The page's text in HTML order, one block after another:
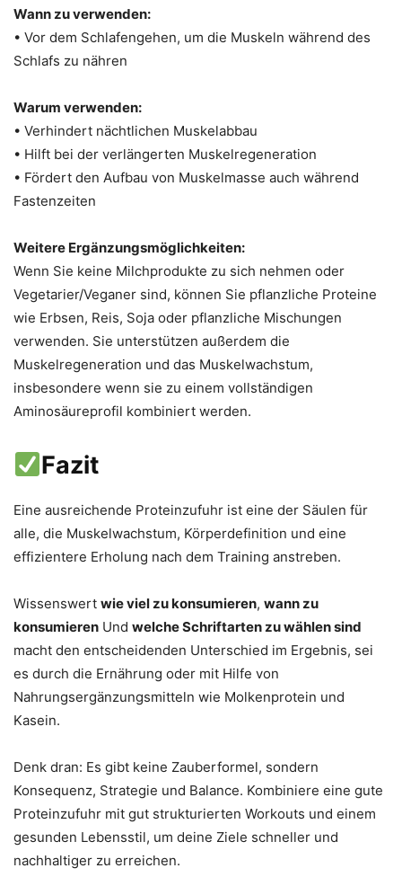
Wann zu verwenden:
• Vor dem Schlafengehen, um die Muskeln während des
Schlafs zu nähren
Warum verwenden:
• Verhindert nächtlichen Muskelabbau
• Hilft bei der verlängerten Muskelregeneration
• Fördert den Aufbau von Muskelmasse auch während
Fastenzeiten
Weitere Ergänzungsmöglichkeiten:
Wenn Sie keine Milchprodukte zu sich nehmen oder
Vegetarier/Veganer sind, können Sie pflanzliche Proteine
wie Erbsen, Reis, Soja oder pflanzliche Mischungen
verwenden. Sie unterstützen außerdem die
Muskelregeneration und das Muskelwachstum,
insbesondere wenn sie zu einem vollständigen
Aminosäureprofil kombiniert werden.
Fazit
Eine ausreichende Proteinzufuhr ist eine der Säulen für
alle, die Muskelwachstum, Körperdefinition und eine
effizientere Erholung nach dem Training anstreben.
Wissenswert wie viel zu konsumieren, wann zu
konsumieren Und welche Schriftarten zu wählen sind
macht den entscheidenden Unterschied im Ergebnis, sei
es durch die Ernährung oder mit Hilfe von
Nahrungsergänzungsmitteln wie Molkenprotein und
Kasein.
Denk dran: Es gibt keine Zauberformel, sondern
Konsequenz, Strategie und Balance. Kombiniere eine gute
Proteinzufuhr mit gut strukturierten Workouts und einem
gesunden Lebensstil, um deine Ziele schneller und
nachhaltiger zu erreichen.